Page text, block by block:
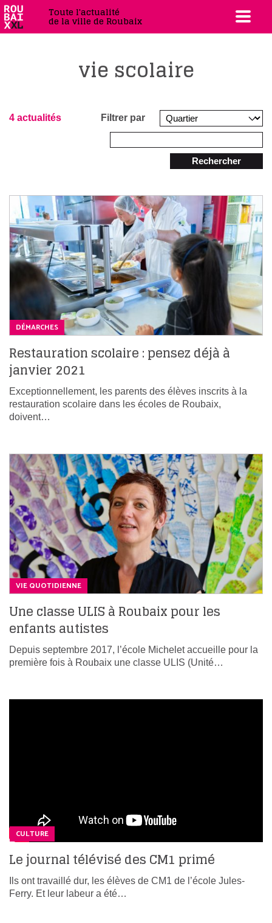
Toute l'actualité
de la ville de Roubaix
vie scolaire
4 actualités Filtrer par
Rechercher
DÉMARCHES
Restauration scolaire : pensez déjà à
janvier 2021
Exceptionnellement, les parents des élèves inscrits à la
restauration scolaire dans les écoles de Roubaix,
doivent…
VIE QUOTIDIENNE
Une classe ULIS à Roubaix pour les
enfants autistes
Depuis septembre 2017, l’école Michelet accueille pour la
première fois à Roubaix une classe ULIS (Unité…
CULTURE
Le journal télévisé des CM1 primé
Ils ont travaillé dur, les élèves de CM1 de l’école Jules-
Ferry. Et leur labeur a été…